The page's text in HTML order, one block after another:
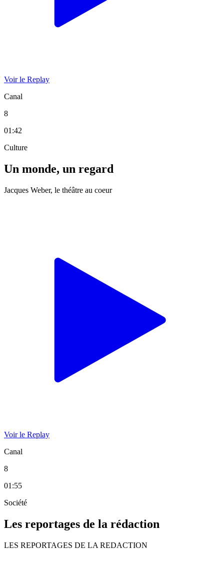
Voir le Replay
Canal
8
01:42
Culture
Un monde, un regard
Jacques Weber, le théâtre au coeur
Voir le Replay
Canal
8
01:55
Société
Les reportages de la rédaction
LES REPORTAGES DE LA REDACTION